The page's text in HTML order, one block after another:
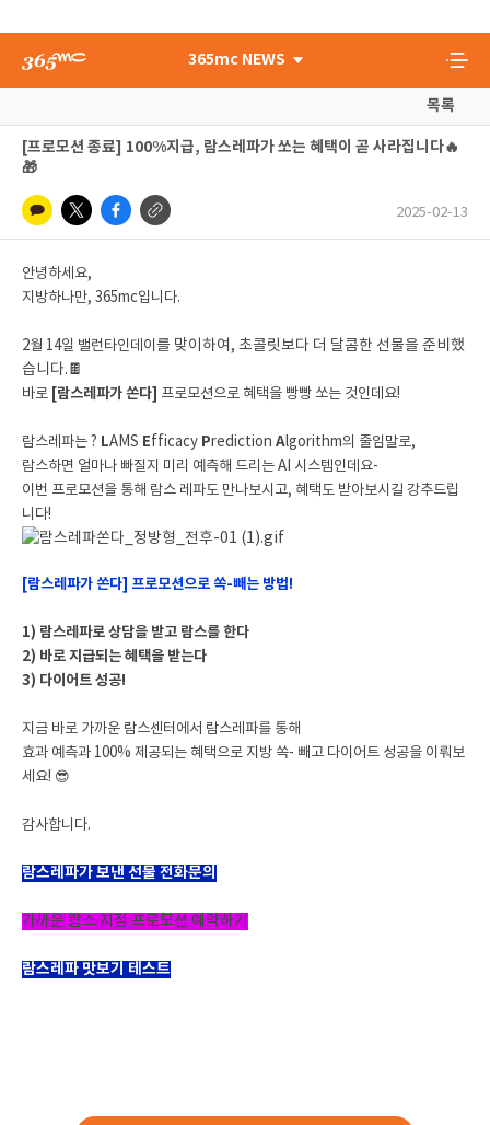
365mc NEWS
목록
[프로모션 종료] 100%지급, 람스레파가 쏘는 혜택이 곧 사라집니다🔥
🎁
2025-02-13
안녕하세요,
지방하나만, 365mc입니다.
2월 14일 밸런타인데이 를 맞이하여, 초콜릿보다 더 달콤한 선물을 준비했
습니다.🍫
바로 [람스레파가 쏜다] 프로모션으로 혜택을 빵빵 쏘는 것인데요!
람스레파는 ? LAMS Efficacy Prediction Algorithm의 줄임말로,
람스하면 얼마나 빠질지 미리 예측해 드리는 AI 시스템인데요-
이번 프로모션을 통해 람스 레파도 만나보시고, 혜택도 받아보시길 강추드립
니다!
[람스레파가 쏜다] 프로모션으로 쏙-빼는 방법!
1) 람스레파로 상담을 받고 람스를 한다
2) 바로 지급되는 혜택을 받는다
3) 다이어트 성공!
지금 바로 가까운 람스센터에서 람스레파를 통해
효과 예측과 100% 제공되는 혜택으로 지방 쏙- 빼고 다이어트 성공을 이뤄보
세요! 😎
감사합니다.
람스레파가 보낸 선물 전화문의
가까운 람스 지점 프로모션 예약하기
람스레파 맛보기 테스트